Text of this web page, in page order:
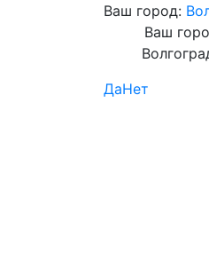
Ваш город:
Ваш
ДаНет